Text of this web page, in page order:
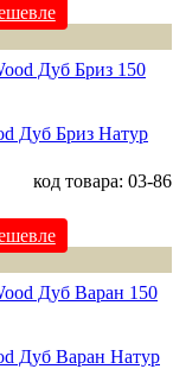
Дуб Бриз Натур
код товара: 03-86
Дуб Варан Натур